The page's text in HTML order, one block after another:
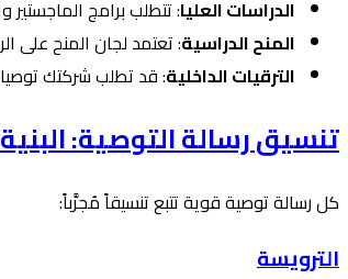
الدراسات العليا: تتطلب برامج الماجستير
المنح الدراسية: تعتمد لجان المنح على
الترقيات الداخلية: قد تطلب شركتك
تنسيق رسالة التوصية:
كل رسالة توصية قوية تتبع تنسيقاً مُجرَّباً:
الترويسة